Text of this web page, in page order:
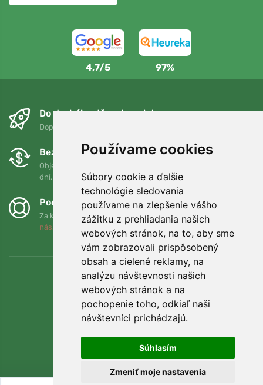
Používame cookies
Súbory cookie a ďalšie
technológie sledovania
používame na zlepšenie vášho
zážitku z prehliadania našich
webových stránok, na to, aby sme
vám zobrazovali prispôsobený
obsah a cielené reklamy, na
analýzu návštevnosti našich
webových stránok a na
pochopenie toho, odkiaľ naši
návštevníci prichádzajú.
Súhlasím
Zmeniť moje nastavenia
4,7/5 97%
Do druhého dňa a bezplatne
Doprava zadarmo pri objednávkach nad 75 EUR
Bezplatná výmena a vrátenie tovaru
Objednávku môžete kedykoľvek vrátiť alebo vymeniť do 90
dní.
Podporujeme Trees.org
Za každú objednávku zasadíme strom! Prečítajte si viac
nás